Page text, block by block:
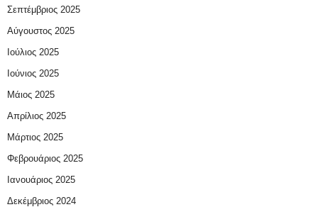
Σεπτέμβριος 2025
Αύγουστος 2025
Ιούλιος 2025
Ιούνιος 2025
Μάιος 2025
Απρίλιος 2025
Μάρτιος 2025
Φεβρουάριος 2025
Ιανουάριος 2025
Δεκέμβριος 2024